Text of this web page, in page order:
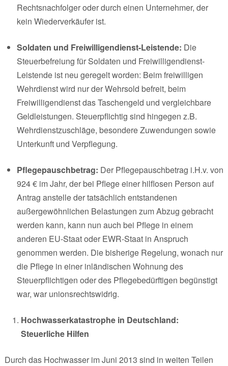
Rechtsnachfolger oder durch einen Unternehmer, der
kein Wiederverkäufer ist.
Soldaten und Freiwilligendienst-Leistende: Die
Steuerbefreiung für Soldaten und Freiwilligendienst-
Leistende ist neu geregelt worden: Beim freiwilligen
Wehrdienst wird nur der Wehrsold befreit, beim
Freiwilligendienst das Taschengeld und vergleichbare
Geldleistungen. Steuerpflichtig sind hingegen z.B.
Wehrdienstzuschläge, besondere Zuwendungen sowie
Unterkunft und Verpflegung.
Pflegepauschbetrag: Der Pflegepauschbetrag i.H.v. von
924 € im Jahr, der bei Pflege einer hilflosen Person auf
Antrag anstelle der tatsächlich entstandenen
außergewöhnlichen Belastungen zum Abzug gebracht
werden kann, kann nun auch bei Pflege in einem
anderen EU-Staat oder EWR-Staat in Anspruch
genommen werden. Die bisherige Regelung, wonach nur
die Pflege in einer inländischen Wohnung des
Steuerpflichtigen oder des Pflegebedürftigen begünstigt
war, war unionsrechtswidrig.
Hochwasserkatastrophe in Deutschland:
Steuerliche Hilfen
Durch das Hochwasser im Juni 2013 sind in weiten Teilen